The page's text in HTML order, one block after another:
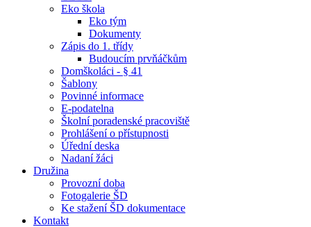
Eko škola
Eko tým
Dokumenty
Zápis do 1. třídy
Budoucím prvňáčkům
Domškoláci - § 41
Šablony
Povinné informace
E-podatelna
Školní poradenské pracoviště
Prohlášení o přístupnosti
Úřední deska
Nadaní žáci
Družina
Provozní doba
Fotogalerie ŠD
Ke stažení ŠD dokumentace
Kontakt